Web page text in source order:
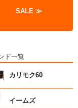
SALE ≫
ド一覧
カリモク60
イームズ